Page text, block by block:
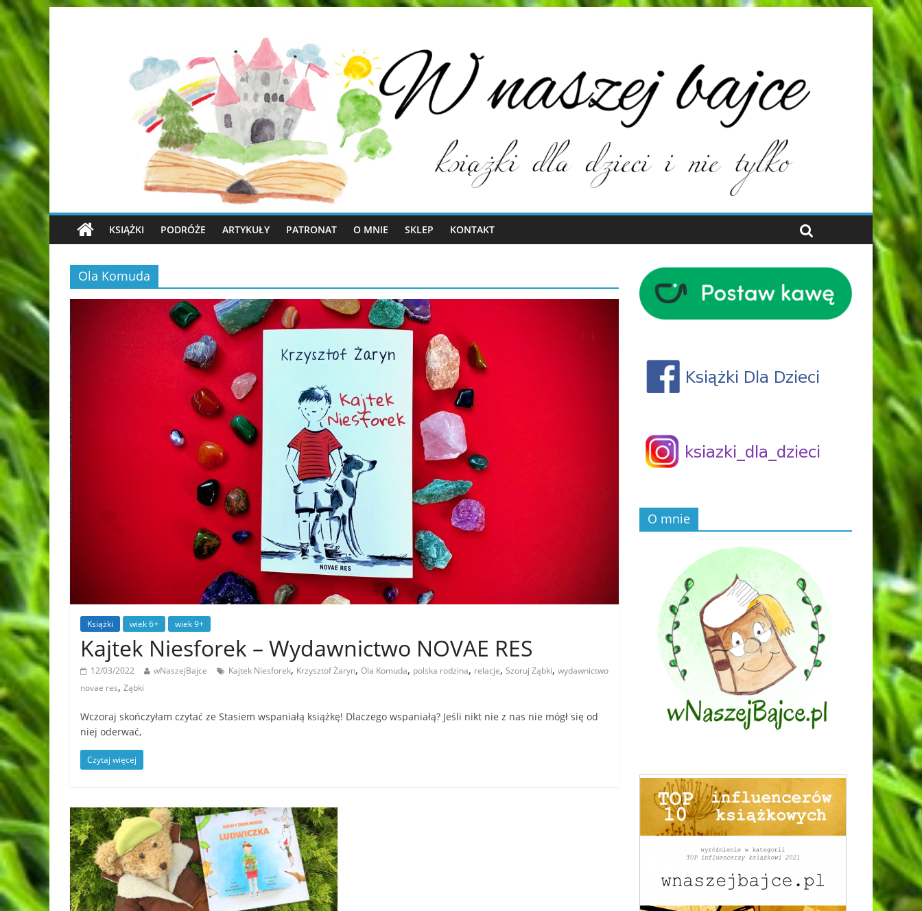
KSIĄŻKI PODRÓŻE ARTYKUŁY PATRONAT O MNIE SKLEP KONTAKT
Ola Komuda
Książki wiek 6+ wiek 9+
Kajtek Niesforek – Wydawnictwo NOVAE RES
12/03/2022 wNaszejBajce Kajtek Niesforek, Krzysztof Żaryn, Ola Komuda, polska rodzina, relacje, Szoruj Ząbki, wydawnictwo
novae res, Ząbki
Wczoraj skończyłam czytać ze Stasiem wspaniałą książkę! Dlaczego wspaniałą? Jeśli nikt nie z nas nie mógł się od
niej oderwać,
Czytaj więcej
O mnie